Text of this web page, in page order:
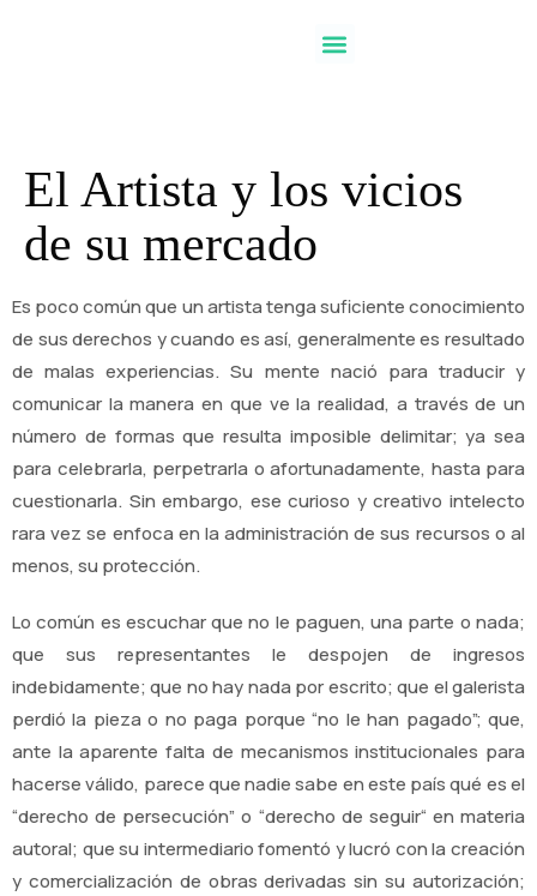
El Artista y los vicios
de su mercado
Es poco común que un artista tenga suficiente conocimiento
de sus derechos y cuando es así, generalmente es resultado
de malas experiencias. Su mente nació para traducir y
comunicar la manera en que ve la realidad, a través de un
número de formas que resulta imposible delimitar; ya sea
para celebrarla, perpetrarla o afortunadamente, hasta para
cuestionarla. Sin embargo, ese curioso y creativo intelecto
rara vez se enfoca en la administración de sus recursos o al
menos, su protección.
Lo común es escuchar que no le paguen, una parte o nada;
que sus representantes le despojen de ingresos
indebidamente; que no hay nada por escrito; que el galerista
perdió la pieza o no paga porque “no le han pagado”; que,
ante la aparente falta de mecanismos institucionales para
hacerse válido, parece que nadie sabe en este país qué es el
“derecho de persecución” o “derecho de seguir“ en materia
autoral; que su intermediario fomentó y lucró con la creación
y comercialización de obras derivadas sin su autorización;